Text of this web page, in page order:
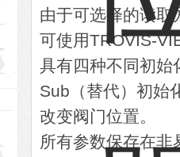
由于可选择的读取
可使用TROVIS-
具有四种不同初始
Sub（替代）初始
改变阀门位置。
所有参数保存在非